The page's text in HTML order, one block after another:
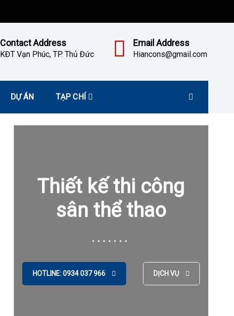
Contact Address
KĐT Vạn Phúc, TP. Thủ Đức
Email Address
Hiancons@gmail.com
DỰ ÁN TẠP CHÍ
Thiết kế thi công
sân thể thao
HOTLINE: 0934 037 966 DỊCH VỤ